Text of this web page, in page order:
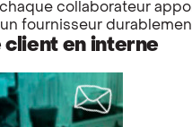
collaborateur
fournisseur
client en interne